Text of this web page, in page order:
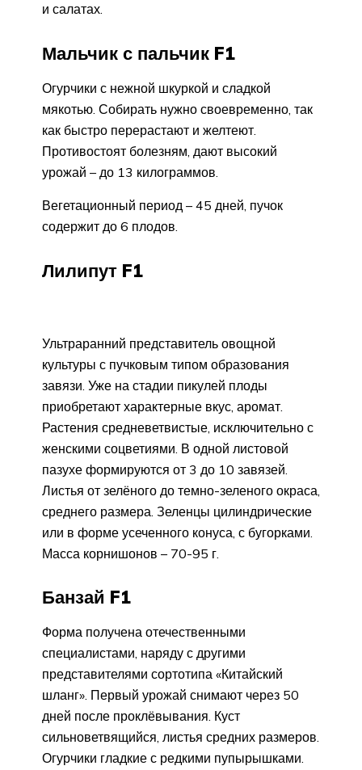
и салатах.
Мальчик с пальчик F1
Огурчики с нежной шкуркой и сладкой
мякотью. Собирать нужно своевременно, так
как быстро перерастают и желтеют.
Противостоят болезням, дают высокий
урожай – до 13 килограммов.
Вегетационный период – 45 дней, пучок
содержит до 6 плодов.
Лилипут F1
Ультраранний представитель овощной
культуры с пучковым типом образования
завязи. Уже на стадии пикулей плоды
приобретают характерные вкус, аромат.
Растения средневетвистые, исключительно с
женскими соцветиями. В одной листовой
пазухе формируются от 3 до 10 завязей.
Листья от зелёного до темно-зеленого окраса,
среднего размера. Зеленцы цилиндрические
или в форме усеченного конуса, с бугорками.
Масса корнишонов – 70-95 г.
Банзай F1
Форма получена отечественными
специалистами, наряду с другими
представителями сортотипа «Китайский
шланг». Первый урожай снимают через 50
дней после проклёвывания. Куст
сильноветвящийся, листья средних размеров.
Огурчики гладкие с редкими пупырышками.